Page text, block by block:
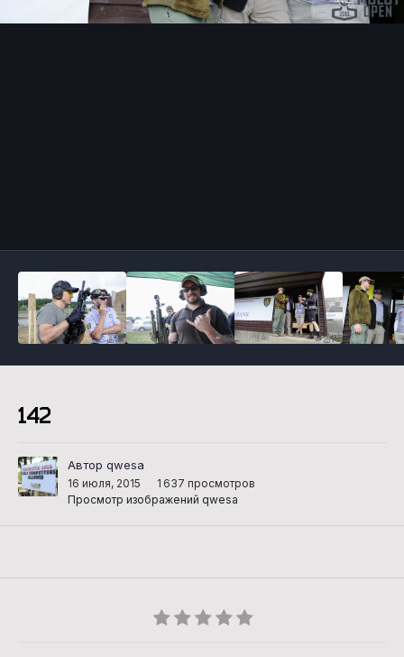
142
Автор qwesa
16 июля, 2015
1 637 просмотров
Просмотр изображений qwesa